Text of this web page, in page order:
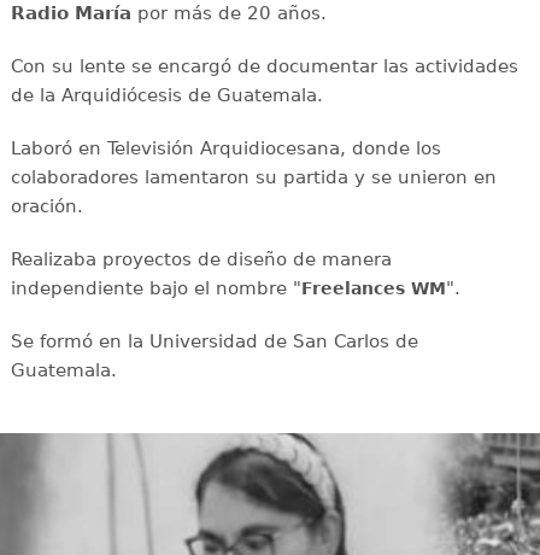
Radio María por más de 20 años.
Con su lente se encargó de documentar las actividades
de la Arquidiócesis de Guatemala.
Laboró en Televisión Arquidiocesana, donde los
colaboradores lamentaron su partida y se unieron en
oración.
Realizaba proyectos de diseño de manera
independiente bajo el nombre "Freelances WM".
Se formó en la Universidad de San Carlos de
Guatemala.